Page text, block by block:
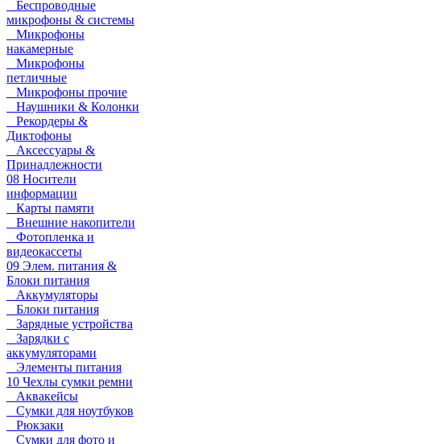
Беспроводные
микрофоны & системы
Микрофоны
накамерные
Микрофоны
петличные
Микрофоны прочие
Наушники & Колонки
Рекордеры &
Диктофоны
Аксессуары &
Принадлежности
08 Носители
информации
Карты памяти
Внешние накопители
Фотопленка и
видеокассеты
09 Элем. питания &
Блоки питания
Аккумуляторы
Блоки питания
Зарядные устройства
Зарядки с
аккумуляторами
Элементы питания
10 Чехлы сумки ремни
Аквакейсы
Сумки для ноутбуков
Рюкзаки
Сумки для фото и